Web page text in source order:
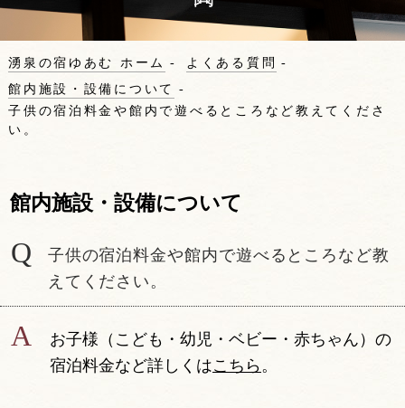
湧泉の宿ゆあむ ホーム
よくある質問
館内施設・設備について
子供の宿泊料金や館内で遊べるところなど教えてくださ
い。
館内施設・設備について
子供の宿泊料金や館内で遊べるところなど教
えてください。
お子様（こども・幼児・ベビー・赤ちゃん）の
宿泊料金など詳しくはこちら。